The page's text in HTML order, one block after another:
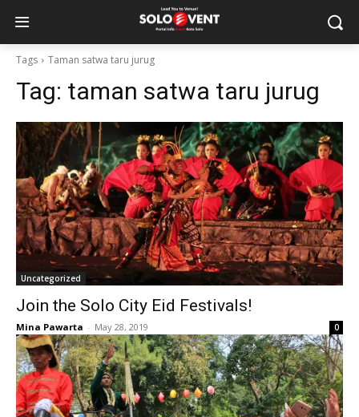
Tags Taman satwa taru jurug
Tag: taman satwa taru jurug
Uncategorized
Join the Solo City Eid Festivals!
Mina Pawarta - May 28, 2019 0